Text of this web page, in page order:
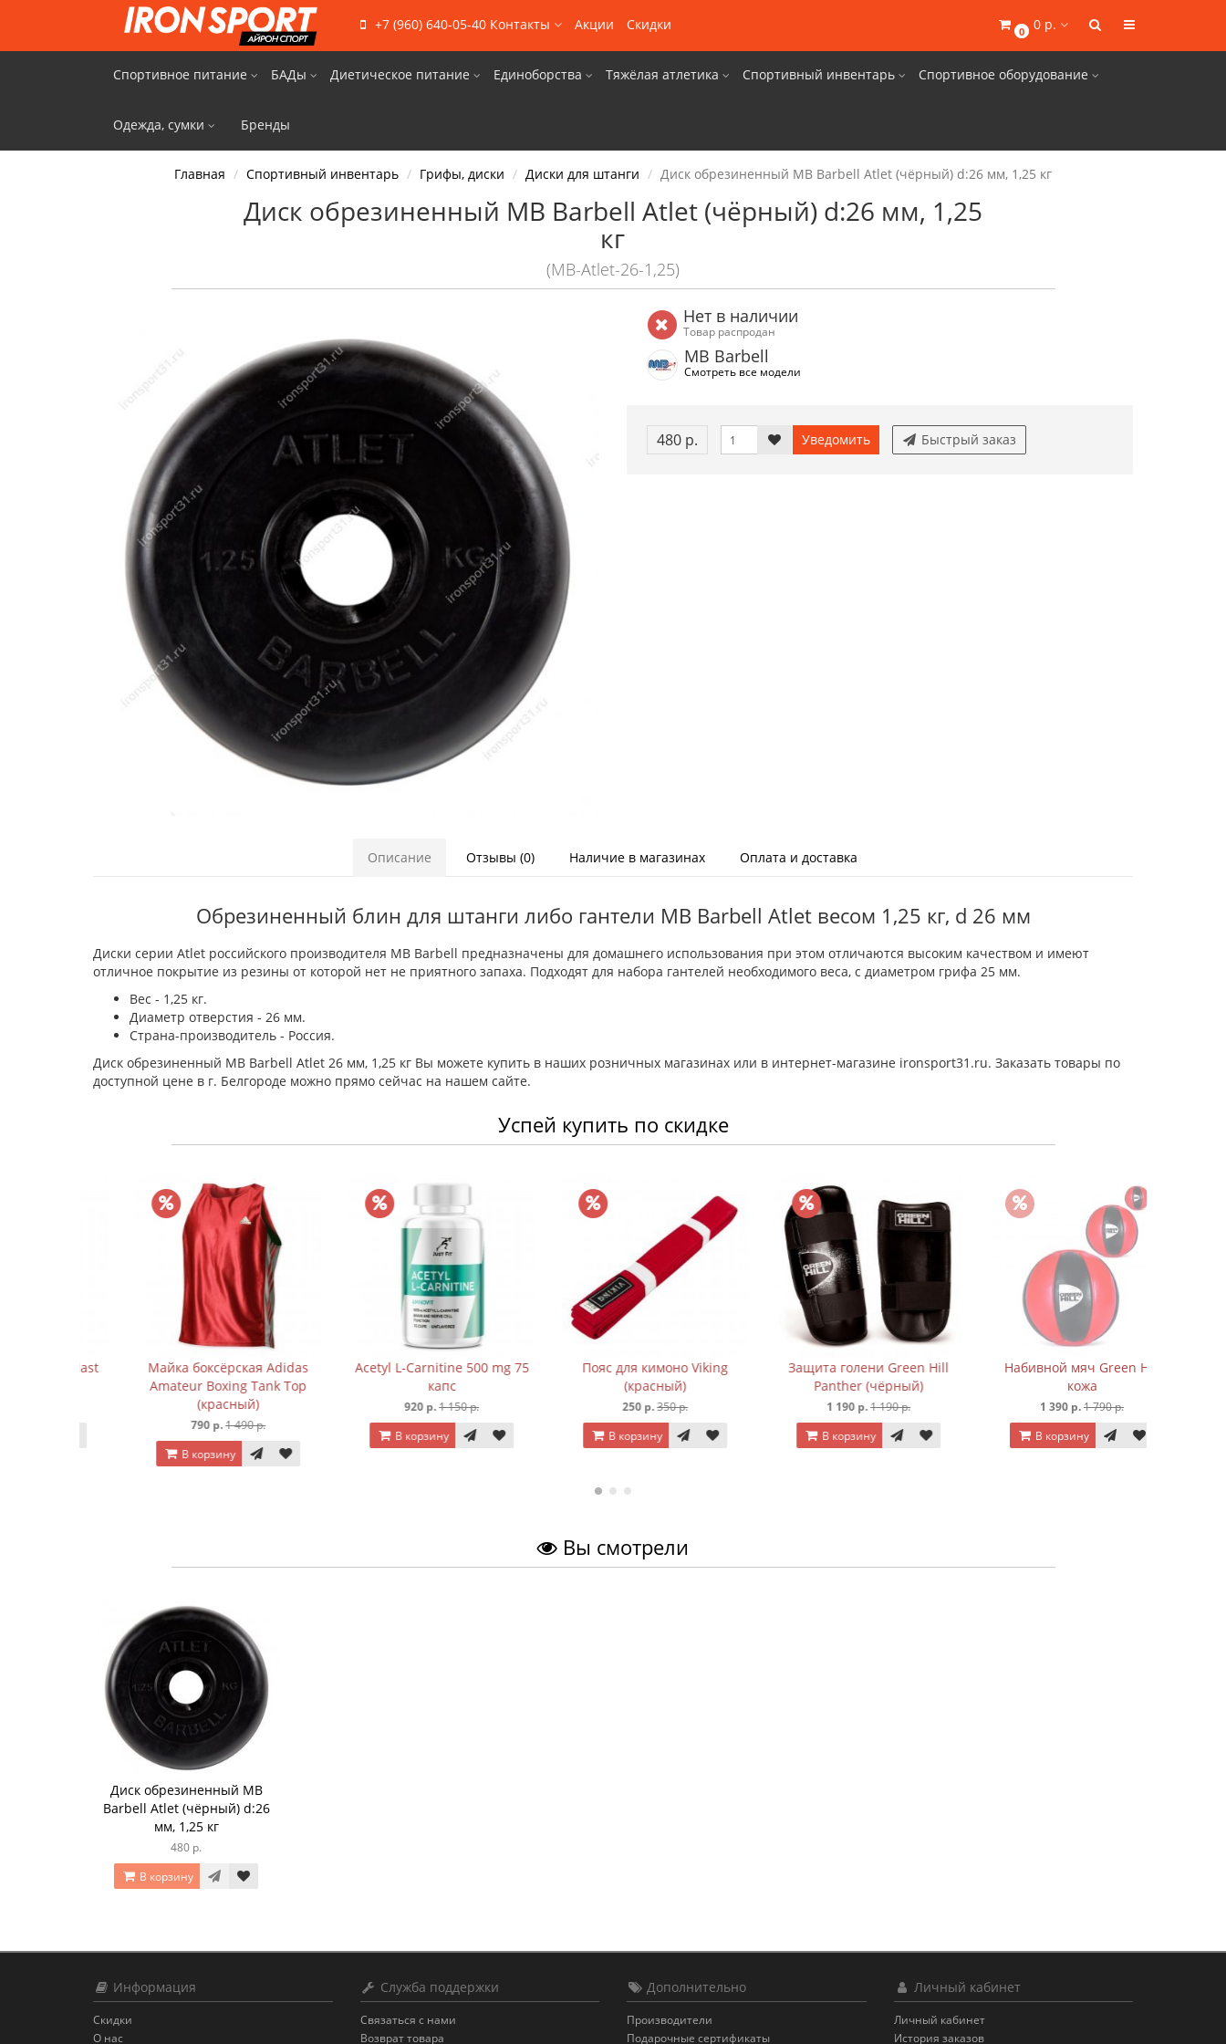
+7 (960) 640-05-40 Контакты Акции Скидки 0 0 р.
Спортивное питание БАДы Диетическое питание Единоборства Тяжёлая атлетика Спортивный инвентарь Спортивное оборудование
Одежда, сумки Бренды
Главная Спортивный инвентарь Грифы, диски Диски для штанги Диск обрезиненный MB Barbell Atlet (чёрный) d:26 мм, 1,25 кг
Диск обрезиненный MB Barbell Atlet (чёрный) d:26 мм, 1,25
кг
(MB-Atlet-26-1,25)
Нет в наличии
Товар распродан
MB Barbell
Смотреть все модели
480 р. Уведомить Быстрый заказ
Описание Отзывы (0) Наличие в магазинах Оплата и доставка
Обрезиненный блин для штанги либо гантели MB Barbell Atlet весом 1,25 кг, d 26 мм
Диски серии Atlet российского производителя MB Barbell предназначены для домашнего использования при этом отличаются высоким качеством и имеют
отличное покрытие из резины от которой нет не приятного запаха. Подходят для набора гантелей необходимого веса, с диаметром грифа 25 мм.
Вес - 1,25 кг.
Диаметр отверстия - 26 мм.
Страна-производитель - Россия.
Диск обрезиненный MB Barbell Atlet 26 мм, 1,25 кг Вы можете купить в наших розничных магазинах или в интернет-магазине ironsport31.ru. Заказать товары по
доступной цене в г. Белгороде можно прямо сейчас на нашем сайте.
Успей купить по скидке
Майка боксёрская Adidas
Amateur Boxing Tank Top
(красный)
1 490 р.
В корзину
Acetyl L-Carnitine 500 mg 75
1 150 р.
В корзину
Пояс для кимоно Viking
(красный)
350 р.
В корзину
Защита голени Green Hill
Panther (чёрный)
1 190 р.
В корзину
Набивной мяч Green Hill
1 790 р.
В корзину
Вы смотрели
Диск обрезиненный MB
Barbell Atlet (чёрный) d:26
мм, 1,25 кг
480 р.
В корзину
Информация
Скидки
О нас
Служба поддержки
Связаться с нами
Возврат товара
Дополнительно
Производители
Подарочные сертификаты
Личный кабинет
Личный кабинет
История заказов